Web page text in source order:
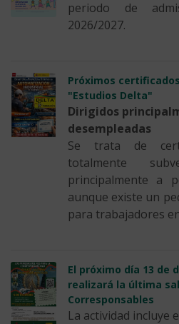
periodo de
2026/2027.
Próximos
"Estudios Delta"
Dirigidos
desempleadas
Se trata de
totalmente
principalmente a
aunque existe un
para trabajadores
El próximo día 13 de
realizará la última
Corresponsables
La actividad incluye